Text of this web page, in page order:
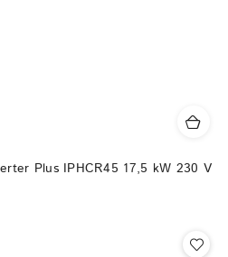
Plus IPHCR45 17,5 kW 230 V